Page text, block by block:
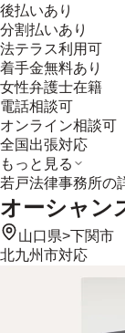
後払いあり
分割払いあり
法テラス利用可
着手金無料あり
女性弁護士在籍
電話相談可
オンライン相談可
全国出張対応
もっと見る
若戸法律事務所の
オーシャン
山口県>下関市
北九州市対応